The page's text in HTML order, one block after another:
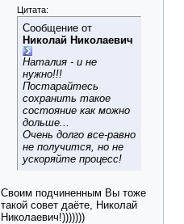
Цитата:
Сообщение от
Николай Николаевич
Наталия - и не
нужно!!!
Постарайтесь
сохранить такое
состояние как можно
дольше...
Очень долго все-равно
не получится, но не
ускоряйте процесс!
Своим подчиненным Вы тоже
такой совет даёте, Николай
Николаевич!)))))))